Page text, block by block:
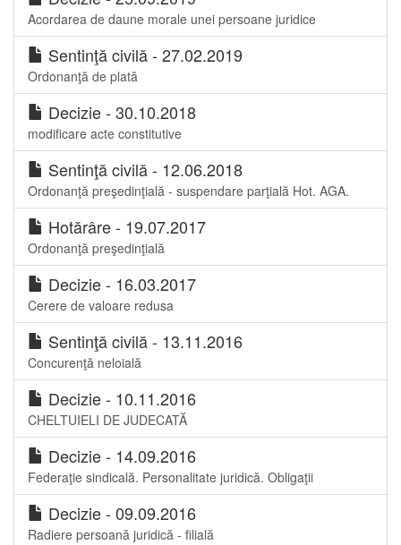
Acordarea de daune morale unei persoane juridice
Sentinţă civilă - 27.02.2019
Ordonanţă de plată
Decizie - 30.10.2018
modificare acte constitutive
Sentinţă civilă - 12.06.2018
Ordonanţă preşedinţială - suspendare parţială Hot. AGA.
Hotărâre - 19.07.2017
Ordonanţă preşedinţială
Decizie - 16.03.2017
Cerere de valoare redusa
Sentinţă civilă - 13.11.2016
Concurenţă neloială
Decizie - 10.11.2016
CHELTUIELI DE JUDECATĂ
Decizie - 14.09.2016
Federaţie sindicală. Personalitate juridică. Obligaţii
Decizie - 09.09.2016
Radiere persoană juridică - filială